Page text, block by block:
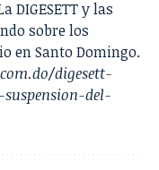
y las
sobre los
en Santo Domingo.
digesett-
del-